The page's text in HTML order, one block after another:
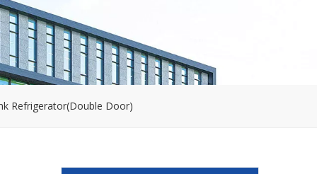
Refrigerator(Double Door)